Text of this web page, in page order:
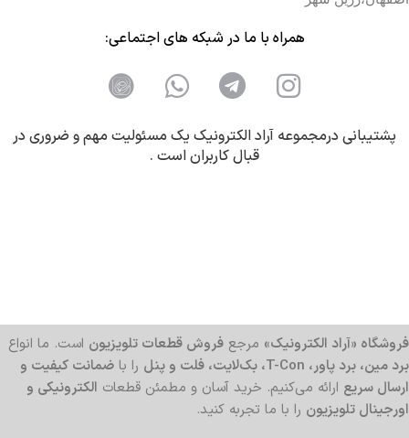
همراه با ما در شبکه های اجتماعی:
پشتیبانی درمجموعه آراد الکترونیک یک مسئولیت مهم و ضروری در
قبال کاربران است .
فروشگاه «آراد الکترونیک» مرجع فروش قطعات تلویزیون است. ما انواع
برد مین، برد پاور، T-Con، بک‌لایت، فلت و پنل
را با ضمانت کیفیت و
ارسال سریع ارائه می‌کنیم. خرید آسان و مطمئن قطعات الکترونیکی و
اورجینال تلویزیون را با ما تجربه کنید.